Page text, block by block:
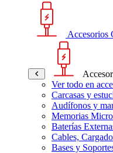
Accesorios
Ver todo en
Carcasas y
Audífonos y
Memorias
Baterías
Cables,
Bases y